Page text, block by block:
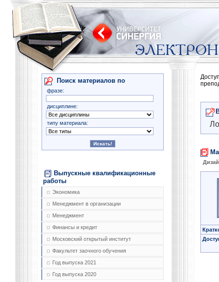
Поиск материалов по
фразе:
дисциплине:
типу материала:
Выпускные квалификационные
работы
Экономика
Менеджмент в организации
Менеджмент
Финансы и кредит
Московский открытый институт
Факультет заочного обучения
Год выпуска 2021
Год выпуска 2020